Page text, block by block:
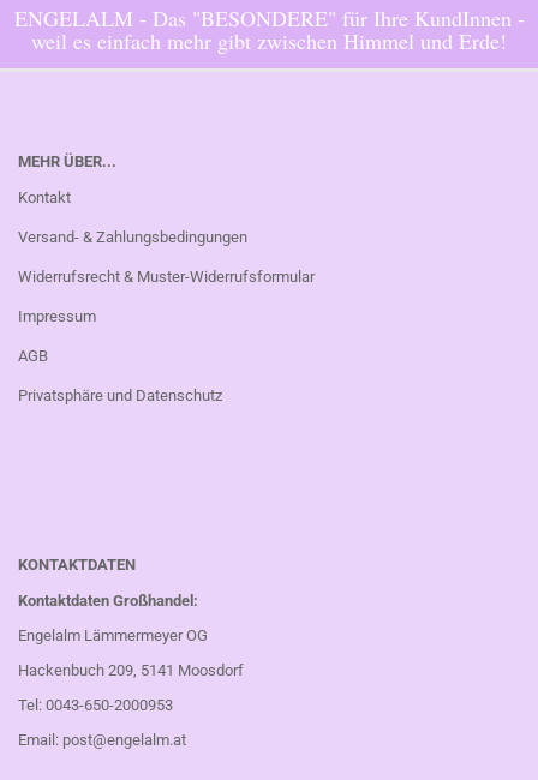
ENGELALM - Das "BESONDERE" für Ihre KundInnen -
weil es einfach mehr gibt zwischen Himmel und Erde!
MEHR ÜBER...
Kontakt
Versand- & Zahlungsbedingungen
Widerrufsrecht & Muster-Widerrufsformular
Impressum
AGB
Privatsphäre und Datenschutz
KONTAKTDATEN
Kontaktdaten Großhandel:
Engelalm Lämmermeyer OG
Hackenbuch 209, 5141 Moosdorf
Tel: 0043-650-2000953
Email: post@engelalm.at